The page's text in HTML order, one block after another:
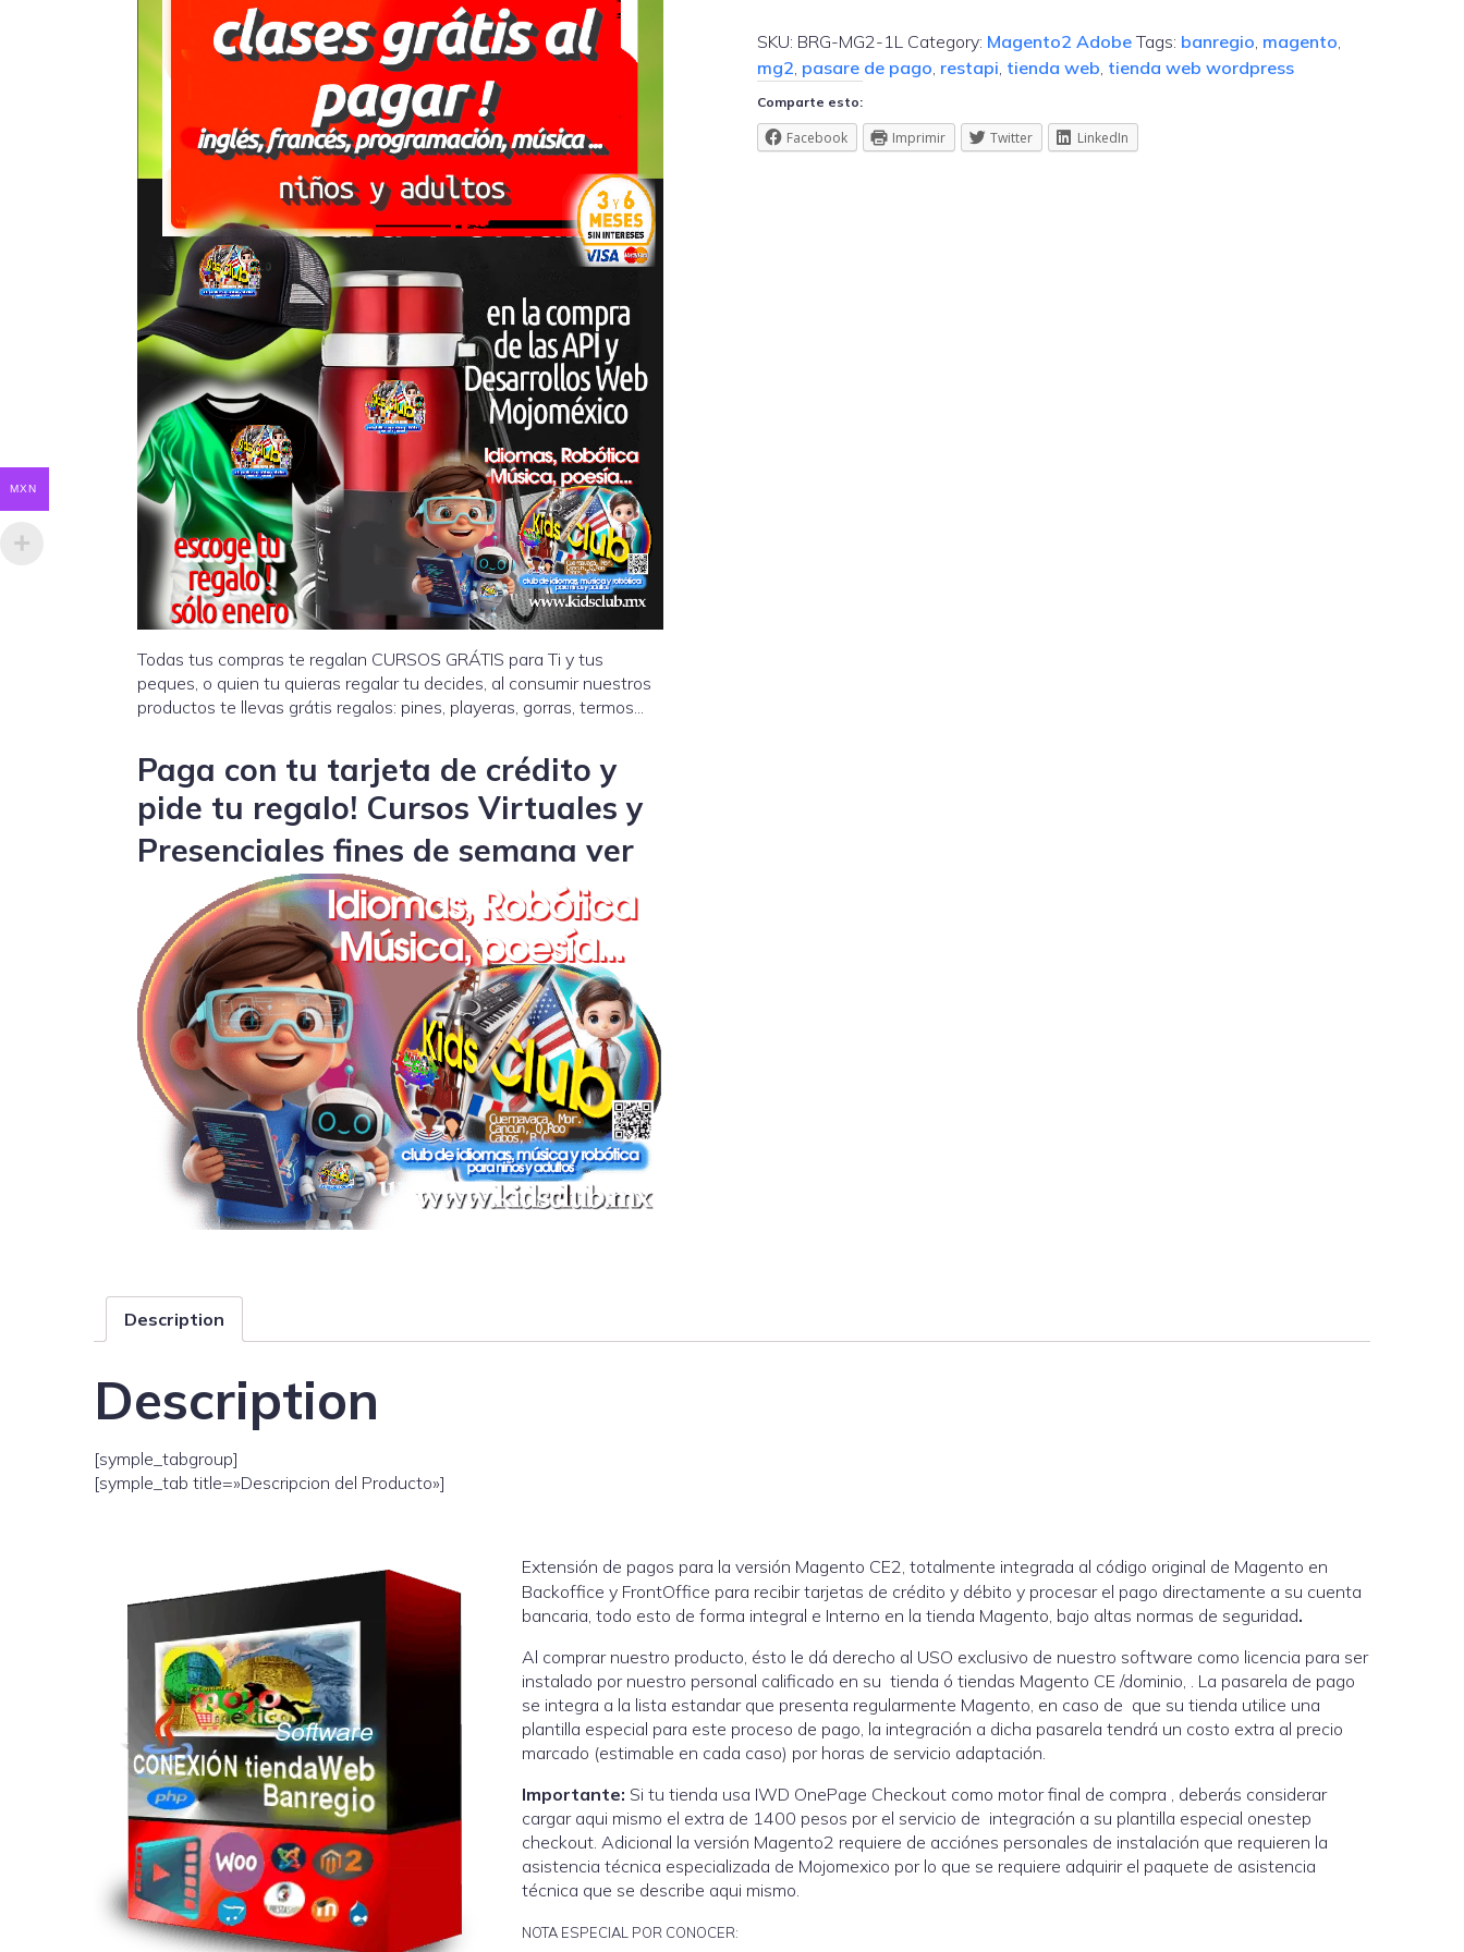
Todas tus compras te regalan CURSOS GRÁTIS para Ti y tus
peques, o quien tu quieras regalar tu decides, al consumir nuestros
productos te llevas grátis regalos: pines, playeras, gorras, termos...
Paga con tu tarjeta de crédito y
pide tu regalo! Cursos Virtuales y
Presenciales fines de semana ver
quantity
SKU: BRG-MG2-1L Category: Magento2 Adobe Tags: banregio, magento,
mg2, pasare de pago, restapi, tienda web, tienda web wordpress
Comparte esto:
Facebook Imprimir Twitter LinkedIn
Description
Description
[symple_tabgroup]
[symple_tab title=»Descripcion del Producto»]
Extensión de pagos para la versión Magento CE2, totalmente integrada al código original de Magento en
Backoffice y FrontOffice para recibir tarjetas de crédito y débito y procesar el pago directamente a su cuenta
bancaria, todo esto de forma integral e Interno en la tienda Magento, bajo altas normas de seguridad.
Al comprar nuestro producto, ésto le dá derecho al USO exclusivo de nuestro software como licencia para ser
instalado por nuestro personal calificado en su tienda ó tiendas Magento CE /dominio, . La pasarela de pago
se integra a la lista estandar que presenta regularmente Magento, en caso de que su tienda utilice una
plantilla especial para este proceso de pago, la integración a dicha pasarela tendrá un costo extra al precio
marcado (estimable en cada caso) por horas de servicio adaptación.
Importante: Si tu tienda usa IWD OnePage Checkout como motor final de compra , deberás considerar
cargar aqui mismo el extra de 1400 pesos por el servicio de integración a su plantilla especial onestep
checkout. Adicional la versión Magento2 requiere de acciónes personales de instalación que requieren la
asistencia técnica especializada de Mojomexico por lo que se requiere adquirir el paquete de asistencia
técnica que se describe aqui mismo.
NOTA ESPECIAL POR CONOCER:
MXN